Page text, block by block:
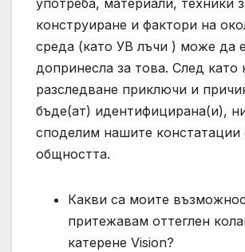
употреба, материали, техники
конструиране и фактори на
среда (като УВ лъчи ) може да е
допринесла за това. След като
разследване приключи и
бъде(ат) идентифицирана(и),
споделим нашите констатации
общността.
Какви са моите
притежавам оттеглен
катерене Vision?